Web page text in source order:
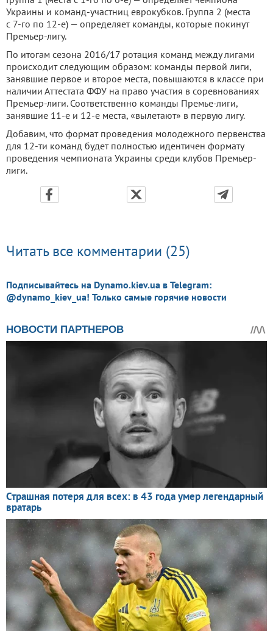
Украины и команд-участниц еврокубков. Группа 2 (места
с 7-го по 12-е) — определяет команды, которые покинут
Премьер-лигу.
По итогам сезона 2016/17 ротация команд между лигами
происходит следующим образом: команды первой лиги,
занявшие первое и второе места, повышаются в классе при
наличии Аттестата ФФУ на право участия в соревнованиях
Премьер-лиги. Соответственно команды Премье-лиги,
занявшие 11-е и 12-е места, «вылетают» в первую лигу.
Добавим, что формат проведения молодежного первенства
для 12-ти команд будет полностью идентичен формату
проведения чемпионата Украины среди клубов Премьер-
лиги.
Читать все комментарии (25)
Подписывайтесь на Dynamo.kiev.ua в Telegram:
@dynamo_kiev_ua! Только самые горячие новости